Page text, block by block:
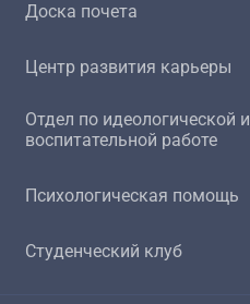
Доска почета
Центр развития карьеры
Отдел по идеологической и
воспитательной работе
Психологическая помощь
Студенческий клуб